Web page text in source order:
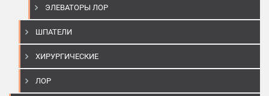
ЭЛЕВАТОРЫ ЛОР
ШПАТЕЛИ
ХИРУРГИЧЕСКИЕ
ЛОР